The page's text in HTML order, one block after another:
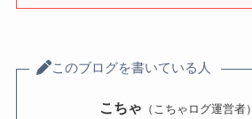
このブログを書いている人
こちゃ （こちゃログ運営者）